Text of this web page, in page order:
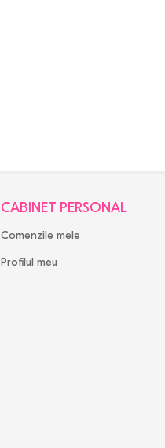
CABINET PERSONAL
Comenzile mele
Profilul meu